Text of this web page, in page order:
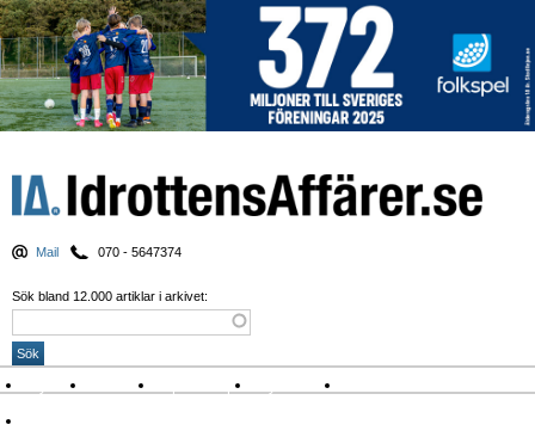
Mail 070 - 5647374
Sök bland 12.000 artiklar i arkivet:
Nyheter Krönikor Sport & spel Nyhetsbrev